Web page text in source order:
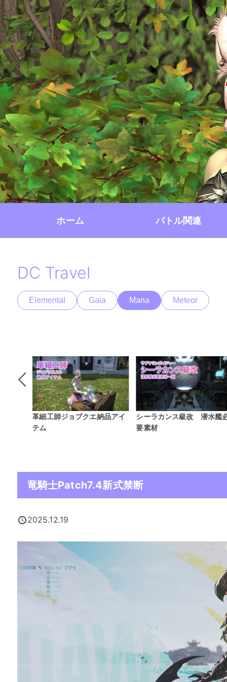
ホーム バトル関連
DC Travel
Elemental Gaia Mana Meteor
シーラカンス級改 潜水艦必
要素材
Patch7.2伝説素材採取場所
覧
竜騎士Patch7.4新式禁断
2025.12.19